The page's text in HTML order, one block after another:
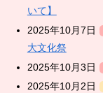
いて】
2025年10月7日
大文化祭
2025年10月3日
2025年10月2日